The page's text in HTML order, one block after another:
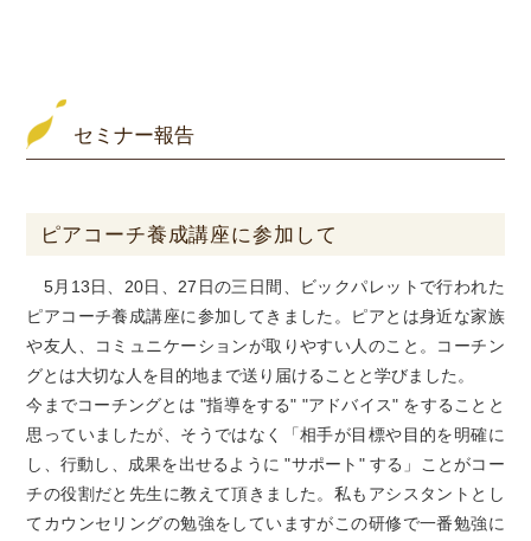
セミナー報告
ピアコーチ養成講座に参加して
5月13日、20日、27日の三日間、ビックパレットで行われた
ピアコーチ養成講座に参加してきました。ピアとは身近な家族
や友人、コミュニケーションが取りやすい人のこと。コーチン
グとは大切な人を目的地まで送り届けることと学びました。
今までコーチングとは "指導をする" "アドバイス" をすることと
思っていましたが、そうではなく「相手が目標や目的を明確に
し、行動し、成果を出せるように "サポート" する」ことがコー
チの役割だと先生に教えて頂きました。私もアシスタントとし
てカウンセリングの勉強をしていますがこの研修で一番勉強に